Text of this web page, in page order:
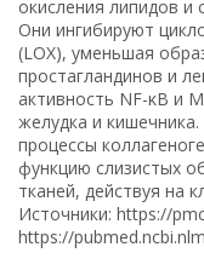
окисления липидов и
Они ингибируют
(LOX), уменьшая
простагландинов и
активность NF-κB и
желудка и
процессы
функцию слизистых
тканей, действуя на
Источники: https://
https://